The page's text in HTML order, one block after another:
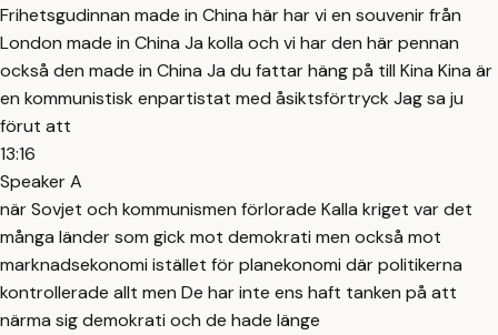
Frihetsgudinnan made in China här har vi en souvenir från
London made in China Ja kolla och vi har den här pennan
också den made in China Ja du fattar häng på till Kina Kina är
en kommunistisk enpartistat med åsiktsförtryck Jag sa ju
förut att
13:16
Speaker A
när Sovjet och kommunismen förlorade Kalla kriget var det
många länder som gick mot demokrati men också mot
marknadsekonomi istället för planekonomi där politikerna
kontrollerade allt men De har inte ens haft tanken på att
närma sig demokrati och de hade länge